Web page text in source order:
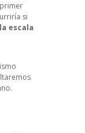
si
la escala